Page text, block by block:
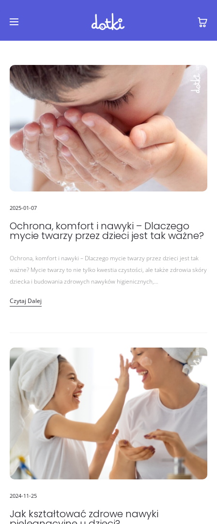
2025-01-07
Ochrona, komfort i nawyki – Dlaczego
mycie twarzy przez dzieci jest tak ważne?
Ochrona, komfort i nawyki – Dlaczego mycie twarzy przez dzieci jest tak
ważne? Mycie twarzy to nie tylko kwestia czystości, ale także zdrowia skóry
dziecka i budowania zdrowych nawyków higienicznych,…
Czytaj Dalej
2024-11-25
Jak kształtować zdrowe nawyki